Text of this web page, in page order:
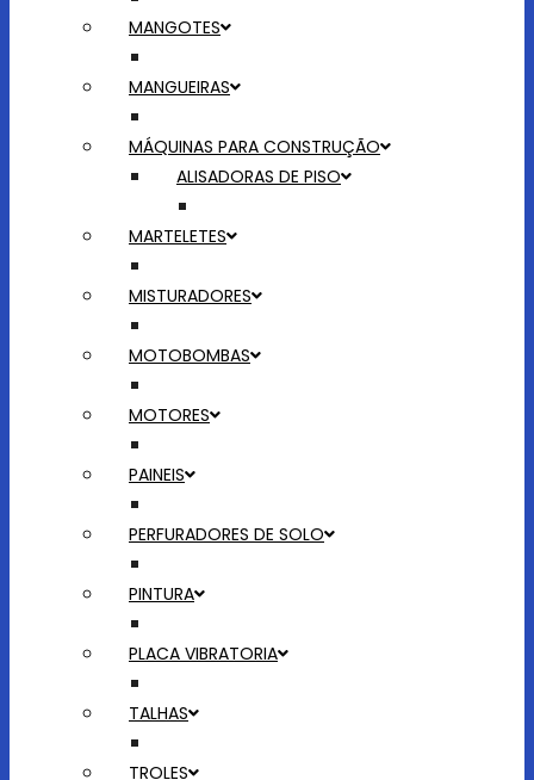
MANGOTES
MANGUEIRAS
MÁQUINAS PARA CONSTRUÇÃO
ALISADORAS DE PISO
MARTELETES
MISTURADORES
MOTOBOMBAS
MOTORES
PAINEIS
PERFURADORES DE SOLO
PINTURA
PLACA VIBRATORIA
TALHAS
TROLES